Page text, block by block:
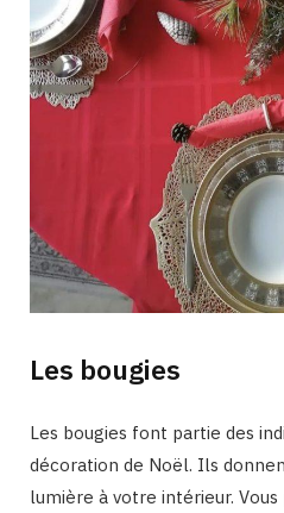
Les bougies
Les bougies font partie des
décoration de Noël. Ils
lumière à votre intérieur.